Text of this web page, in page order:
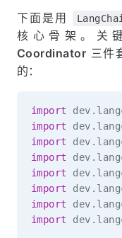
下面是用
核心骨架。关
Coordinator 三件
的：
import dev .
import
dev .
import
dev .
import
dev .
import
dev .
import
dev .
import
dev .
import
dev .